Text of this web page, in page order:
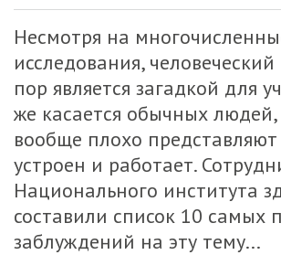
Несмотря на
исследования,
пор является загадкой для
же касается обычных
вообще плохо представляют
устроен и работает.
Национального института
составили список 10 самых
заблуждений на эту тему...